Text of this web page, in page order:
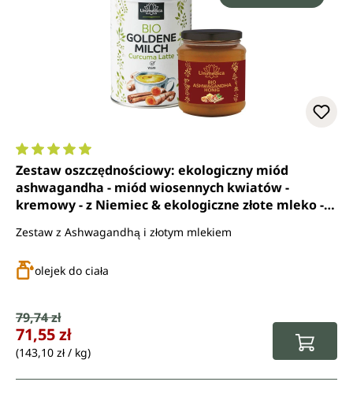
Średnia ocena 5 z 5 gwiazdek
Zestaw oszczędnościowy: ekologiczny miód
ashwagandha - miód wiosennych kwiatów -
kremowy - z Niemiec & ekologiczne złote mleko -
Zestaw z Ashwagandhą i złotym mlekiem
olejek do ciała
Cena sprzedaży:
Cena regularna:
79,74 zł
71,55 zł
(143,10 zł / kg)